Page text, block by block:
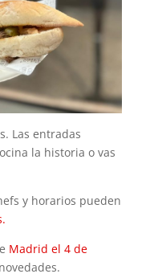
Las entradas
la historia o vas
y horarios pueden
Madrid el 4 de